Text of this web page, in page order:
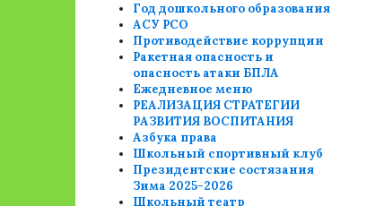
Год дошкольного образования
АСУ РСО
Противодействие коррупции
Ракетная опасность и
опасность атаки БПЛА
Ежедневное меню
РЕАЛИЗАЦИЯ СТРАТЕГИИ
РАЗВИТИЯ ВОСПИТАНИЯ
Азбука права
Школьный спортивный клуб
Президентские состязания
Зима 2025-2026
Школьный театр